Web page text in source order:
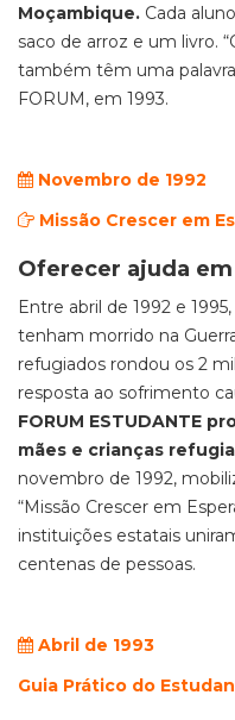
Moçambique. Cada
saco de arroz e um livro.
também têm uma
FORUM, em 1993.
Novembro de 1992
Missão Crescer em
Oferecer ajuda
Entre abril de 1992 e
tenham morrido na
refugiados rondou os 2
resposta ao sofrimento
FORUM ESTUDANTE
mães e crianças
novembro de 1992,
“Missão Crescer em
instituições estatais
centenas de pessoas.
Abril de 1993
Guia Prático do